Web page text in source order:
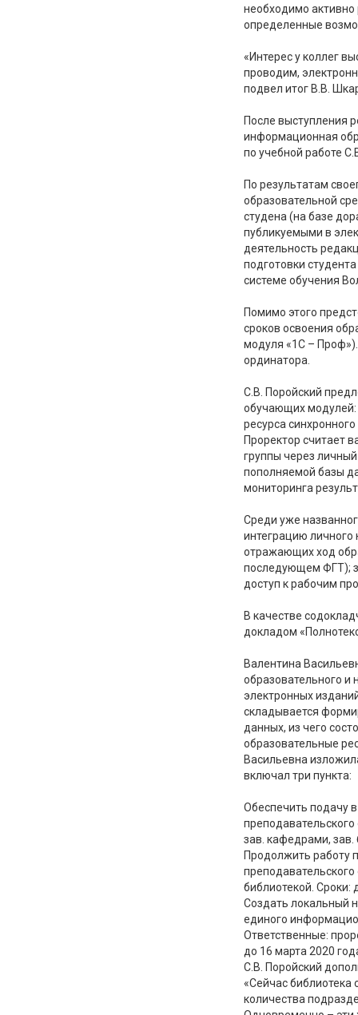
необходимо активно
определенные
«Интерес у коллег
проводим,
подвел итог В.В.
После выступления
информационная
по учебной работе
По результатам
образовательной
студена (на базе
публикуемыми в
деятельность
подготовки
системе обучения
Помимо этого
сроков освоения
модуля «1С –
ординатора.
С.В. Поройский
обучающих модулей:
ресурса
Проректор считает
группы через
пополняемой базы
мониторинга
Среди уже
интеграцию
отражающих ход
последующем ФГТ);
доступ к рабочим
В качестве
докладом
Валентина
образовательного и
электронных
складывается
данных, из чего
образовательные
Васильевна
включал три пункта:
Обеспечить подачу
зав. кафедрами, зав.
Продолжить работу
библиотекой. Сроки:
Создать локальный
единого
Ответственные:
до 16 марта 2020
С.В. Поройский
«Сейчас библиотека
количества